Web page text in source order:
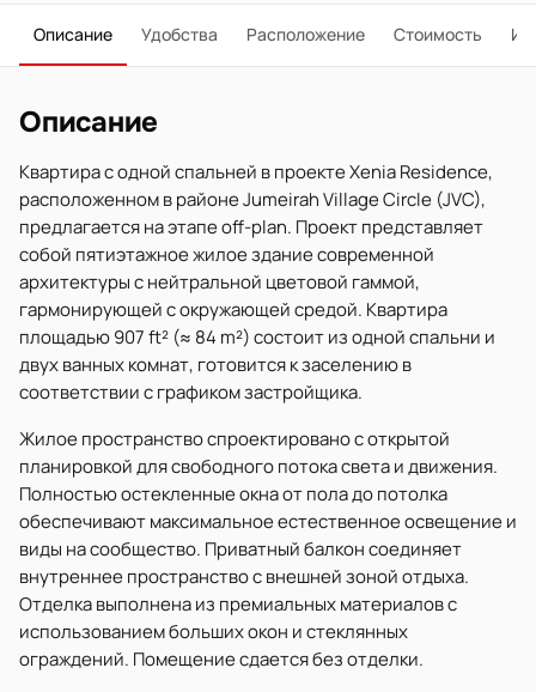
Описание Удобства Расположение Стоимость
Описание
Квартира с одной спальней в проекте Xenia Residence,
расположенном в районе Jumeirah Village Circle (JVC),
предлагается на этапе off-plan. Проект представляет
собой пятиэтажное жилое здание современной
архитектуры с нейтральной цветовой гаммой,
гармонирующей с окружающей средой. Квартира
площадью 907 ft² (≈ 84 m²) состоит из одной спальни и
двух ванных комнат, готовится к заселению в
соответствии с графиком застройщика.
Жилое пространство спроектировано с открытой
планировкой для свободного потока света и движения.
Полностью остекленные окна от пола до потолка
обеспечивают максимальное естественное освещение и
виды на сообщество. Приватный балкон соединяет
внутреннее пространство с внешней зоной отдыха.
Отделка выполнена из премиальных материалов с
использованием больших окон и стеклянных
ограждений. Помещение сдается без отделки.